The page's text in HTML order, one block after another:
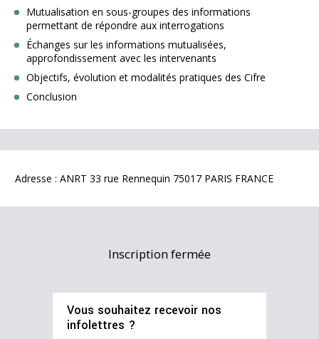
Mutualisation en sous-groupes des informations
permettant de répondre aux interrogations
Échanges sur les informations mutualisées,
approfondissement avec les intervenants
Objectifs, évolution et modalités pratiques des Cifre
Conclusion
Adresse : ANRT 33 rue Rennequin 75017 PARIS FRANCE
Inscription fermée
Vous souhaitez recevoir nos
infolettres ?